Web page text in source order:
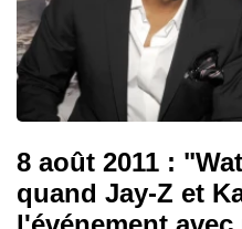
8 août 2011 :
quand Jay-Z et